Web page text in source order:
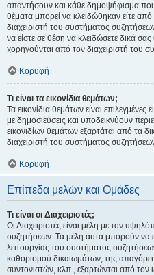
απαντήσουν και κάθε δημοψήφισμα που
θέματα μπορεί να κλειδώθηκαν είτε
διαχειριστή του συστήματος
να είστε σε θέση να κλειδώσετε δικά
χορηγούνται από τον διαχειριστή του
Κορυφή
Τι είναι τα εικονίδια θεμάτων;
Τα εικονίδια θεμάτων είναι
με δημοσιεύσεις και υποδεικνύουν
εικονιδίων θεμάτων εξαρτάται από τα
διαχειριστή του συστήματος
Κορυφή
Επίπεδα μελών και Ομάδες
Τι είναι οι Διαχειριστές;
Οι Διαχειριστές είναι μέλη με τον
συζητήσεων. Τα μέλη αυτά μπορούν να
λειτουργίας του συστήματος
καθορισμού δικαιωμάτων, της
συντονιστών, κλπ., εξαρτώνται από